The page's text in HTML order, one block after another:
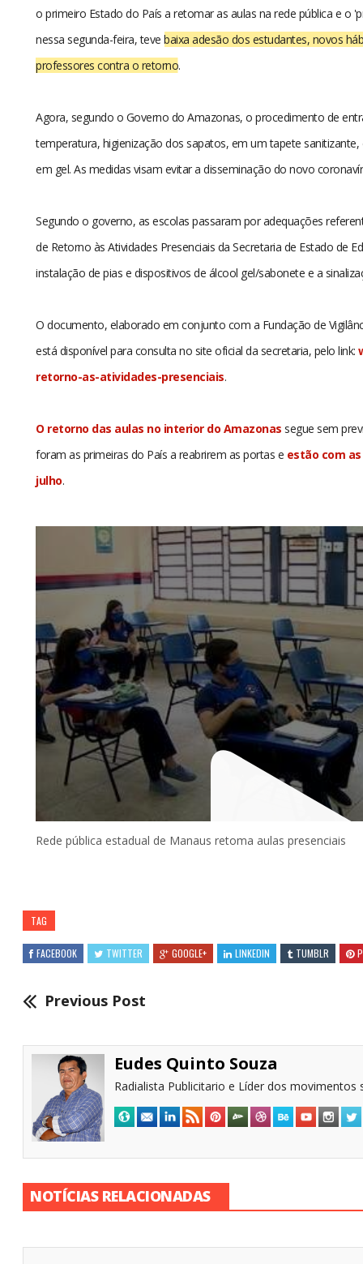
o primeiro Estado do País a retomar as aulas na rede pública e o
nessa segunda-feira, teve baixa adesão dos estudantes, novos
professores contra o retorno.
Agora, segundo o Governo do Amazonas, o procedimento de
temperatura, higienização dos sapatos, em um tapete
em gel. As medidas visam evitar a disseminação do novo
Segundo o governo, as escolas passaram por adequações
de Retorno às Atividades Presenciais da Secretaria de Estado de
instalação de pias e dispositivos de álcool gel/sabonete e a
O documento, elaborado em conjunto com a Fundação de
está disponível para consulta no site oficial da secretaria, pelo link:
retorno-as-atividades-presenciais.
O retorno das aulas no interior do Amazonas segue sem
foram as primeiras do País a reabrirem as portas e estão com
julho.
Rede pública estadual de Manaus retoma aulas presenciais
TAG
FACEBOOK TWITTER GOOGLE+ LINKEDIN TUMBLR
Previous Post
Eudes Quinto Souza
Radialista Publicitario e Líder dos movimentos
NOTÍCIAS RELACIONADAS